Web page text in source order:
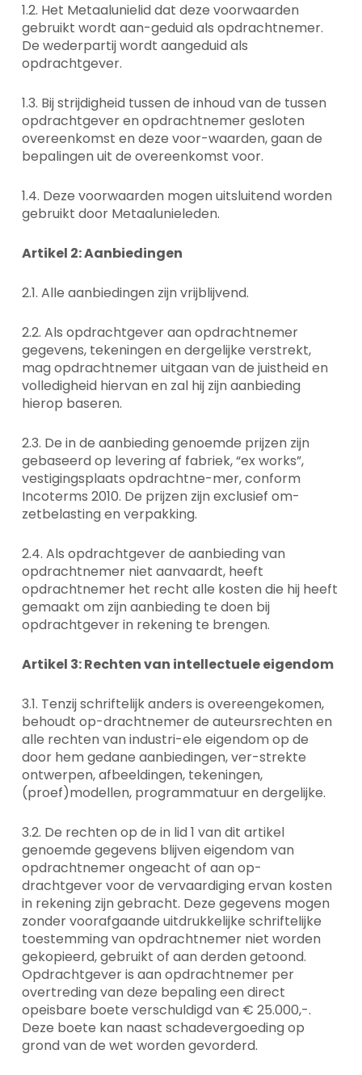
1.2. Het Metaalunielid dat deze voorwaarden
gebruikt wordt aan-geduid als opdrachtnemer.
De wederpartij wordt aangeduid als
opdrachtgever.
1.3. Bij strijdigheid tussen de inhoud van de tussen
opdrachtgever en opdrachtnemer gesloten
overeenkomst en deze voor-waarden, gaan de
bepalingen uit de overeenkomst voor.
1.4. Deze voorwaarden mogen uitsluitend worden
gebruikt door Metaalunieleden.
Artikel 2: Aanbiedingen
2.1. Alle aanbiedingen zijn vrijblijvend.
2.2. Als opdrachtgever aan opdrachtnemer
gegevens, tekeningen en dergelijke verstrekt,
mag opdrachtnemer uitgaan van de juistheid en
volledigheid hiervan en zal hij zijn aanbieding
hierop baseren.
2.3. De in de aanbieding genoemde prijzen zijn
gebaseerd op levering af fabriek, “ex works”,
vestigingsplaats opdrachtne-mer, conform
Incoterms 2010. De prijzen zijn exclusief om-
zetbelasting en verpakking.
2.4. Als opdrachtgever de aanbieding van
opdrachtnemer niet aanvaardt, heeft
opdrachtnemer het recht alle kosten die hij heeft
gemaakt om zijn aanbieding te doen bij
opdrachtgever in rekening te brengen.
Artikel 3: Rechten van intellectuele eigendom
3.1. Tenzij schriftelijk anders is overeengekomen,
behoudt op-drachtnemer de auteursrechten en
alle rechten van industri-ele eigendom op de
door hem gedane aanbiedingen, ver-strekte
ontwerpen, afbeeldingen, tekeningen,
(proef)modellen, programmatuur en dergelijke.
3.2. De rechten op de in lid 1 van dit artikel
genoemde gegevens blijven eigendom van
opdrachtnemer ongeacht of aan op-
drachtgever voor de vervaardiging ervan kosten
in rekening zijn gebracht. Deze gegevens mogen
zonder voorafgaande uitdrukkelijke schriftelijke
toestemming van opdrachtnemer niet worden
gekopieerd, gebruikt of aan derden getoond.
Opdrachtgever is aan opdrachtnemer per
overtreding van deze bepaling een direct
opeisbare boete verschuldigd van € 25.000,-.
Deze boete kan naast schadevergoeding op
grond van de wet worden gevorderd.